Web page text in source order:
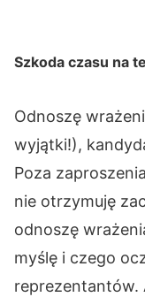
Szkoda czasu na
Odnoszę
wyjątki!),
Poza
nie otrzymuję
odnoszę
myślę i czego
reprezentantów.